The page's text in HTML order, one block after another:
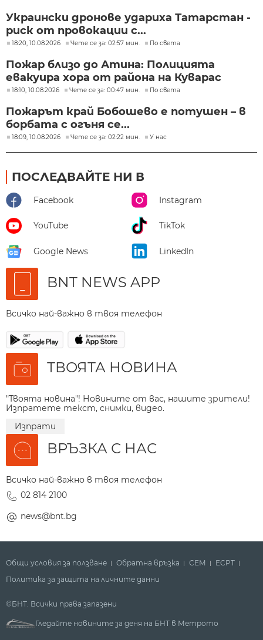
Украински дронове удариха Татарстан -
риск от провокации с...
18:20, 10.08.2026 Чете се за: 02:57 мин. По света
Пожар близо до Атина: Полицията
евакуира хора от района на Куварас
18:10, 10.08.2026 Чете се за: 00:47 мин. По света
Пожарът край Бобошево е потушен – в
борбата с огъня се...
18:09, 10.08.2026 Чете се за: 02:22 мин. У нас
ПОСЛЕДВАЙТЕ НИ В
Facebook Instagram
YouTube TikTok
Google News LinkedIn
BNT NEWS APP
Всичко най-важно в твоя телефон
ТВОЯТА НОВИНА
"Твоята новина"! Новините от вас, нашите зрители!
Изпратете текст, снимки, видео.
Изпрати
ВРЪЗКА С НАС
Всичко най-важно в твоя телефон
02 814 2100
news@bnt.bg
Общи условия за ползване Обратна връзка СЕМ
ECPT
Политика за защита на личните данни
©БНТ. Всички права запазени
Гледайте новините за деня на БНТ в Метрото